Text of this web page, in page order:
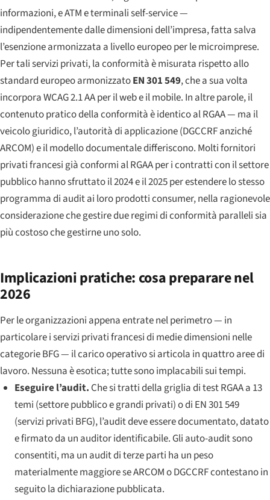
informazioni, e ATM e terminali self-service —
indipendentemente dalle dimensioni dell’impresa, fatta salva
l’esenzione armonizzata a livello europeo per le microimprese.
Per tali servizi privati, la conformità è misurata rispetto allo
standard europeo armonizzatoEN 301 549, che a sua volta
incorpora WCAG 2.1 AA per il web e il mobile. In altre parole, il
contenuto pratico della conformità è identico al RGAA — ma il
veicolo giuridico, l’autorità di applicazione (DGCCRF anziché
ARCOM) e il modello documentale differiscono. Molti fornitori
privati francesi già conformi al RGAA per i contratti con il settore
pubblico hanno sfruttato il 2024 e il 2025 per estendere lo stesso
programma di audit ai loro prodotti consumer, nella ragionevole
considerazione che gestire due regimi di conformità paralleli sia
più costoso che gestirne uno solo.
Implicazioni pratiche: cosa preparare nel
2026
Per le organizzazioni appena entrate nel perimetro — in
particolare i servizi privati francesi di medie dimensioni nelle
categorie BFG — il carico operativo si articola in quattro aree di
lavoro. Nessuna è esotica; tutte sono implacabili sui tempi.
Eseguire l’audit. Che si tratti della griglia di test RGAA a 13
temi (settore pubblico e grandi privati) o di EN 301 549
(servizi privati BFG), l’audit deve essere documentato, datato
e firmato da un auditor identificabile. Gli auto-audit sono
consentiti, ma un audit di terze parti ha un peso
materialmente maggiore se ARCOM o DGCCRF contestano in
seguito la dichiarazione pubblicata.